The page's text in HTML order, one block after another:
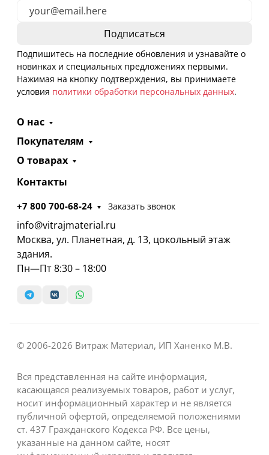
Подпишитесь на последние обновления и узнавайте о
новинках и специальных предложениях первыми.
Нажимая на кнопку подтверждения, вы принимаете
условия политики обработки персональных данных.
О нас
Покупателям
О товарах
Контакты
+7 800 700-68-24 Заказать звонок
info@vitrajmaterial.ru
Москва, ул. Планетная, д. 13, цокольный этаж
здания.
Пн—Пт 8:30 – 18:00
© 2006-2026 Витраж Материал, ИП Ханенко М.В.
Вся представленная на сайте информация,
касающаяся реализуемых товаров, работ и услуг,
носит информационный характер и не является
публичной офертой, определяемой положениями
ст. 437 Гражданского Кодекса РФ. Все цены,
указанные на данном сайте, носят